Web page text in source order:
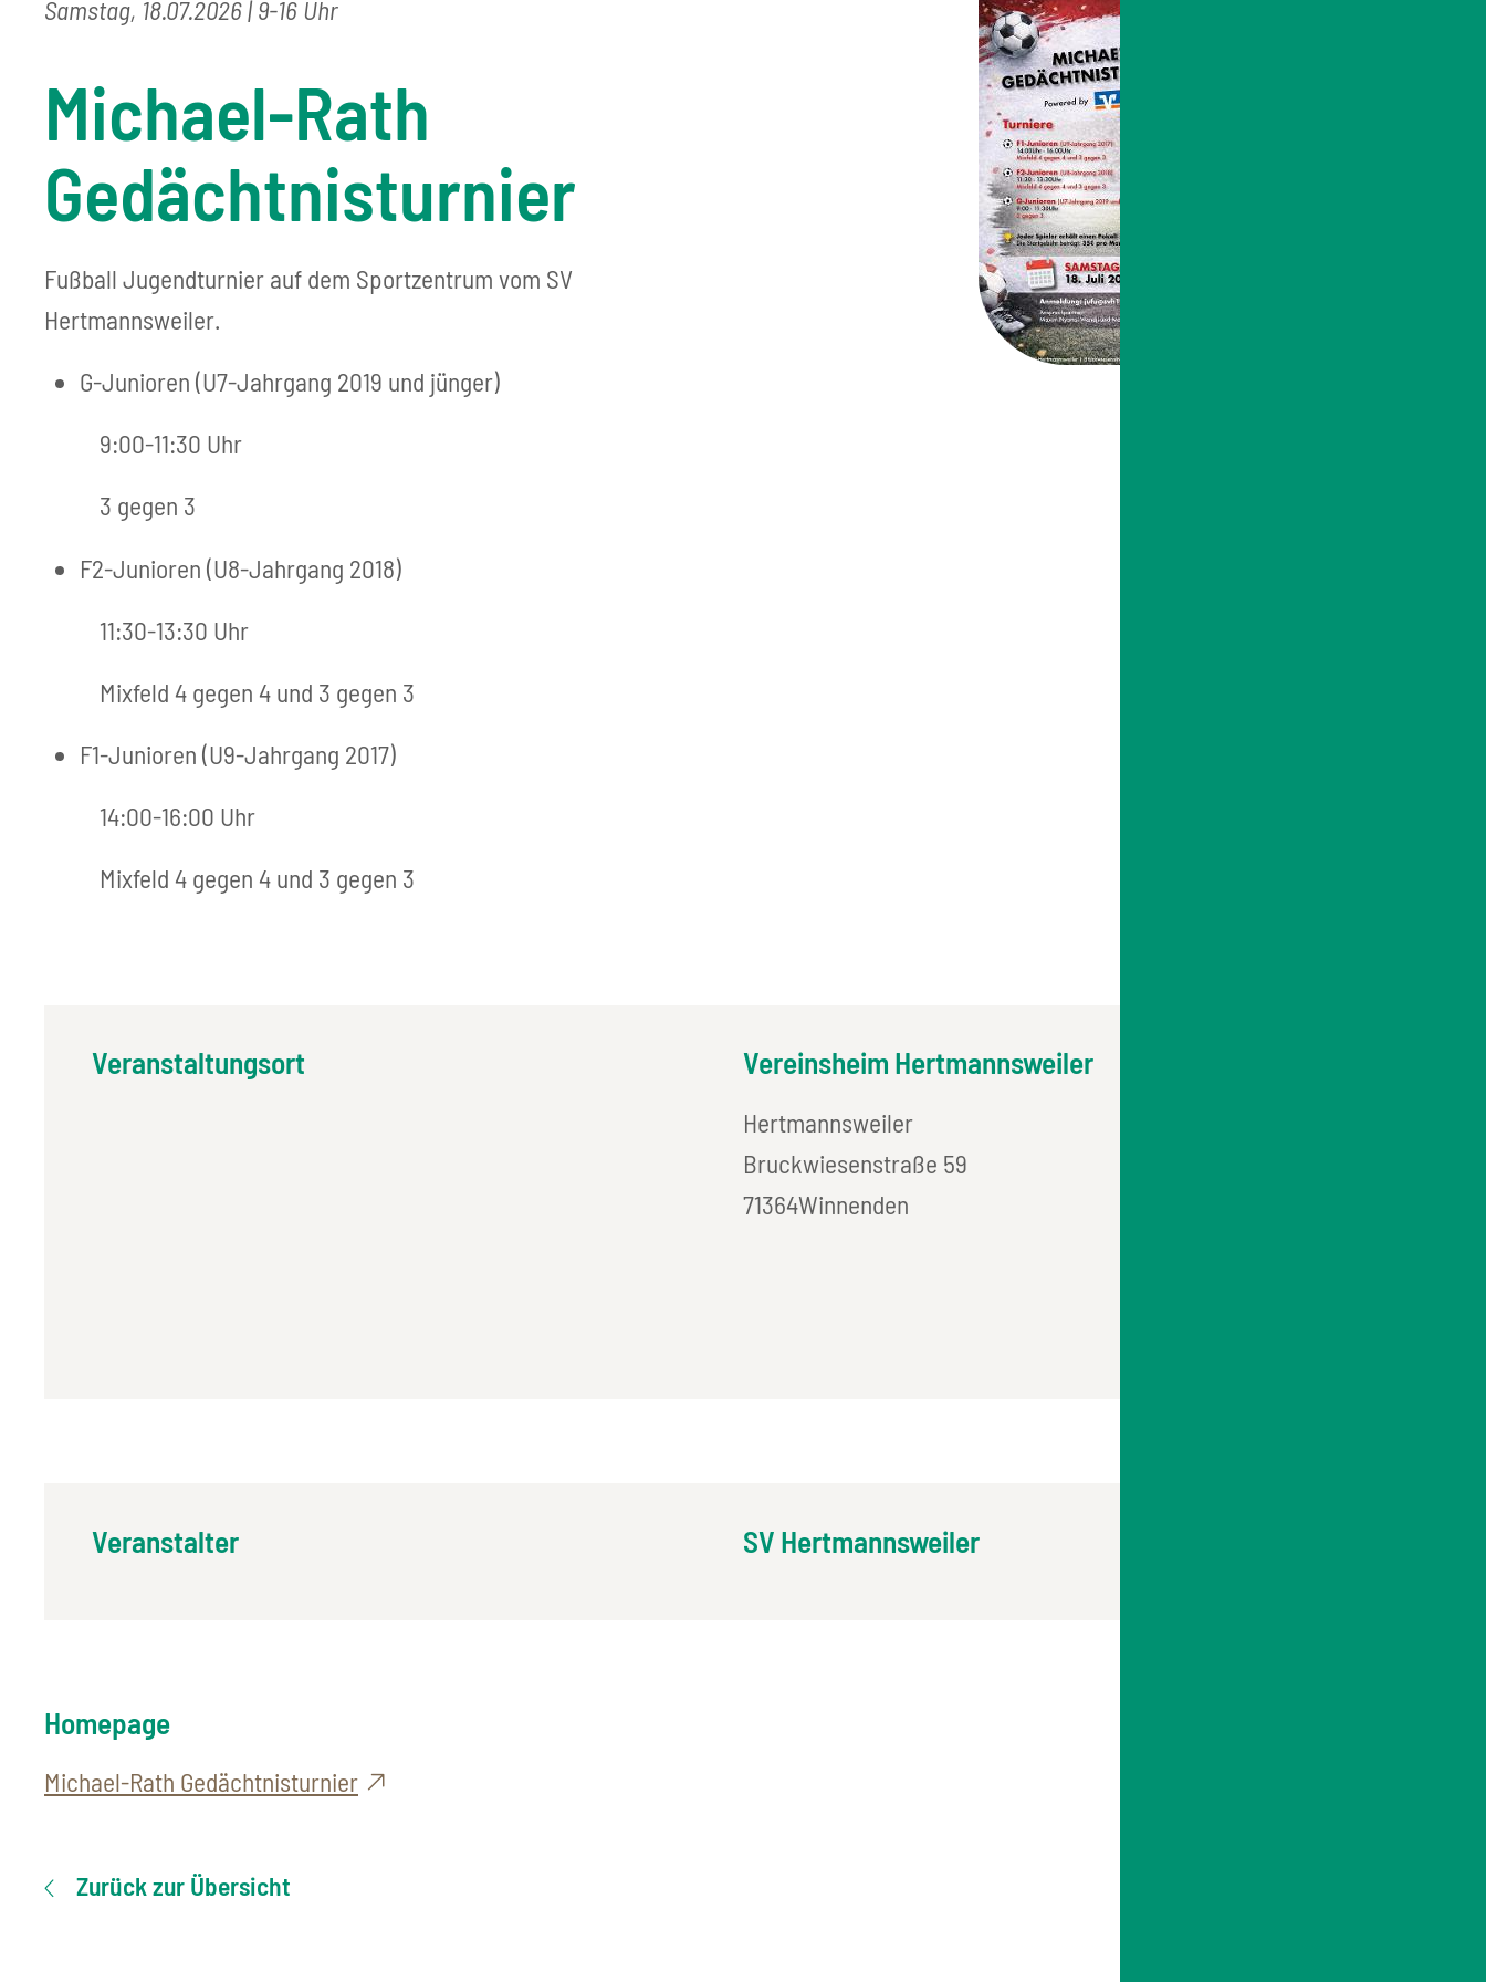
Samstag, 18.07.2026| 9-16 Uhr
Michael-Rath
Gedächtnisturnier
Fußball Jugendturnier auf dem Sportzentrum vom SV
Hertmannsweiler.
G-Junioren (U7-Jahrgang 2019 und jünger)
9:00-11:30 Uhr
3 gegen 3
F2-Junioren (U8-Jahrgang 2018)
11:30-13:30 Uhr
Mixfeld 4 gegen 4 und 3 gegen 3
F1-Junioren (U9-Jahrgang 2017)
14:00-16:00 Uhr
Mixfeld 4 gegen 4 und 3 gegen 3
Veranstaltungsort Vereinsheim Hertmannsweiler
Hertmannsweiler
Bruckwiesenstraße 59
71364Winnenden
Veranstalter SV Hertmannsweiler
Homepage
Michael-Rath Gedächtnisturnier
Zurück zur Übersicht